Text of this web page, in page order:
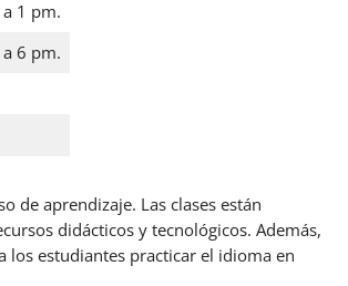
1 pm.
6 pm.
de aprendizaje. Las clases están
didácticos y tecnológicos. Además,
estudiantes practicar el idioma en